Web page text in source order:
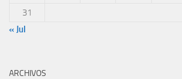
31
« Jul
ARCHIVOS